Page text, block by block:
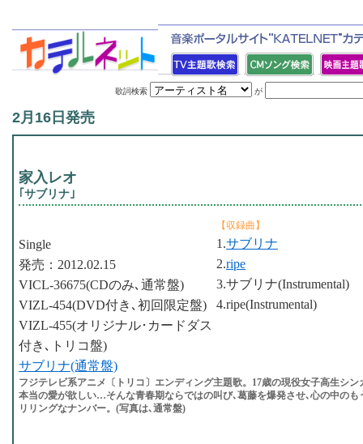
歌詞検索 が
2月16日発売
家入レオ
｢サブリナ｣
【収録曲】
1.サブリナ
2.ripe
3.サブリナ(Instrumental)
4.ripe(Instrumental)
Single
発売：2012.02.15
VICL-36675(CDのみ､通常盤)
VIZL-454(DVD付き､初回限定盤)
VIZL-455(オリジナル･カードダス
付き､トリコ盤)
サブリナ(通常盤)
フジテレビ系アニメ〔トリコ〕エンディング主題歌。17歳の現役女子高生シ
本当の愛が欲しい…そんな青春期ならではの叫び､葛藤を爆発させ､心の中のも
リリングなナンバー。(写真は､通常盤)